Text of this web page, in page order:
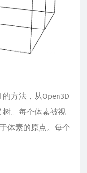
方法，从Open3D
树。每个体素被视
体素的原点。每个